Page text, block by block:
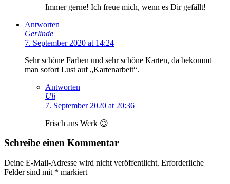
Immer gerne! Ich freue mich, wenn es Dir gefällt!
Antworten
Gerlinde
7. September 2020 at 14:24
Sehr schöne Farben und sehr schöne Karten, da bekommt
man sofort Lust auf „Kartenarbeit“.
Antworten
Uli
7. September 2020 at 20:36
Frisch ans Werk 😉
Schreibe einen Kommentar
Deine E-Mail-Adresse wird nicht veröffentlicht. Erforderliche
Felder sind mit * markiert